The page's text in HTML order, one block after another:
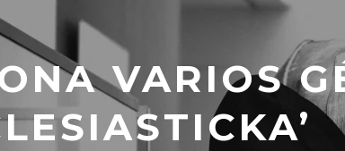
VARIOS